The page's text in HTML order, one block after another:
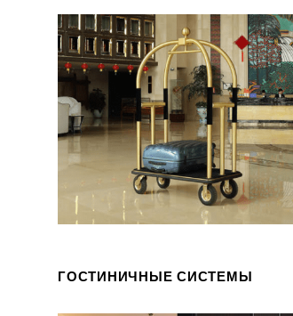
ГОСТИНИЧНЫЕ СИСТЕМЫ